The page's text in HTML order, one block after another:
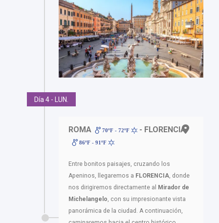
Día 4 - LUN.
ROMA 70ºF - 72ºF - FLORENCIA
86ºF - 91ºF
Entre bonitos paisajes, cruzando los
Apeninos, llegaremos a FLORENCIA , donde
nos dirigiremos directamente al Mirador de
Michelangelo , con su impresionante vista
panorámica de la ciudad. A continuación,